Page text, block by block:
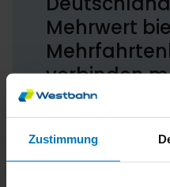
Zustimmung
Mehrwert
verbinden
Flexibilität
Preisen und
Bahnfahren
einfach wie